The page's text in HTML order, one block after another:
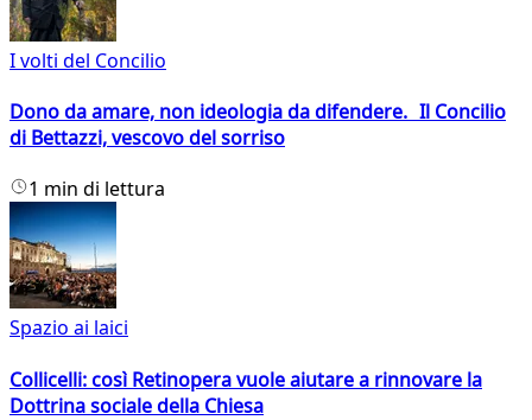
I volti del Concilio
Dono da amare, non ideologia da difendere. Il Concilio
di Bettazzi, vescovo del sorriso
1 min di lettura
Spazio ai laici
Collicelli: così Retinopera vuole aiutare a rinnovare la
Dottrina sociale della Chiesa